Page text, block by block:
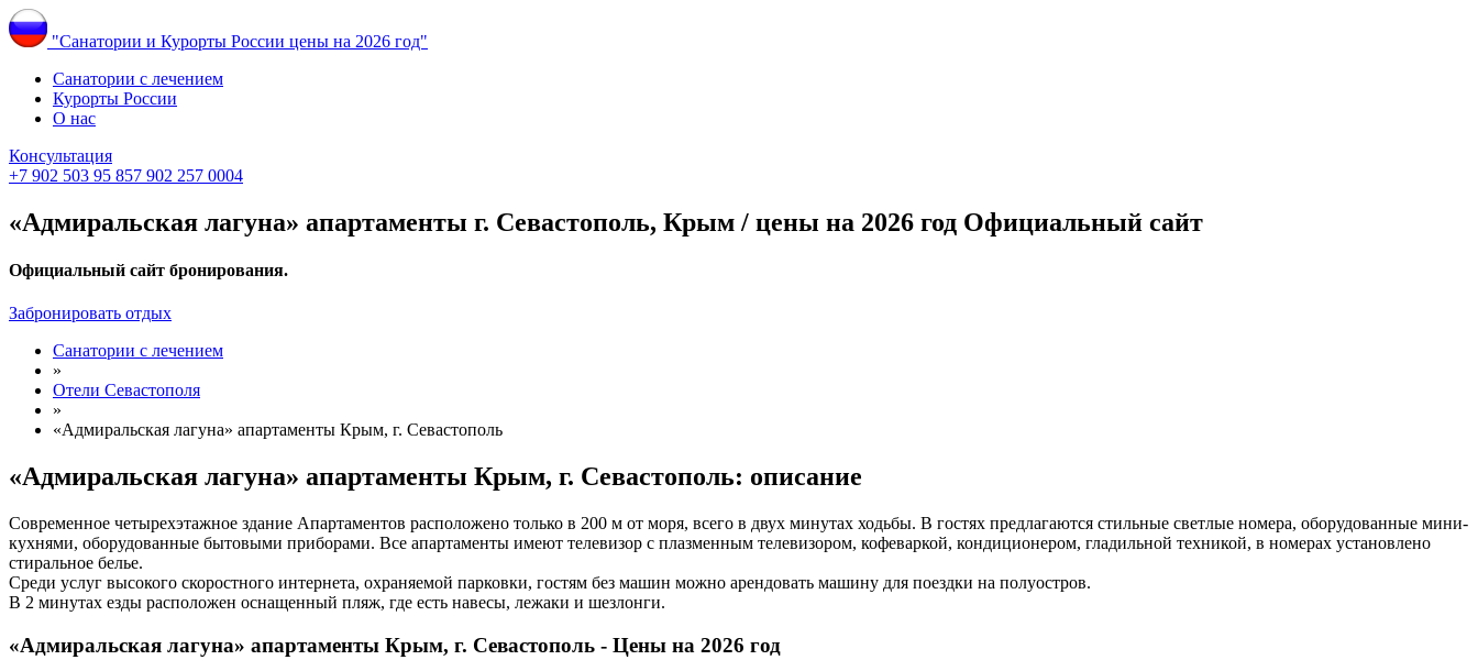
"Санатории и Курорты России цены на 2026 год"
Санатории с лечением
Курорты России
О нас
Консультация
+7 902 503 95 857 902 257 0004
«Адмиральская лагуна» апартаменты г. Севастополь, Крым / цены на 2026 год Официальный сайт
Официальный сайт бронирования.
Забронировать отдых
Санатории с лечением
»
Отели Севастополя
»
«Адмиральская лагуна» апартаменты Крым, г. Севастополь
«Адмиральская лагуна» апартаменты Крым, г. Севастополь: описание
Современное четырехэтажное здание Апартаментов расположено только в 200 м от моря, всего в двух минутах ходьбы. В гостях предлагаются стильные светлые номера, оборудованные мини-
кухнями, оборудованные бытовыми приборами. Все апартаменты имеют телевизор с плазменным телевизором, кофеваркой, кондиционером, гладильной техникой, в номерах установлено
стиральное белье.
Среди услуг высокого скоростного интернета, охраняемой парковки, гостям без машин можно арендовать машину для поездки на полуостров.
В 2 минутах езды расположен оснащенный пляж, где есть навесы, лежаки и шезлонги.
«Адмиральская лагуна» апартаменты Крым, г. Севастополь - Цены на 2026 год